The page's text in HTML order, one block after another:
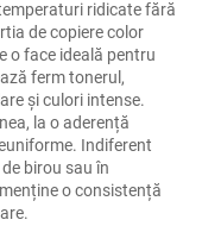
ridicate fără
de copiere color
o face ideală pentru
ferm tonerul,
și culori intense.
la o aderență
Indiferent
birou sau în
o consistență